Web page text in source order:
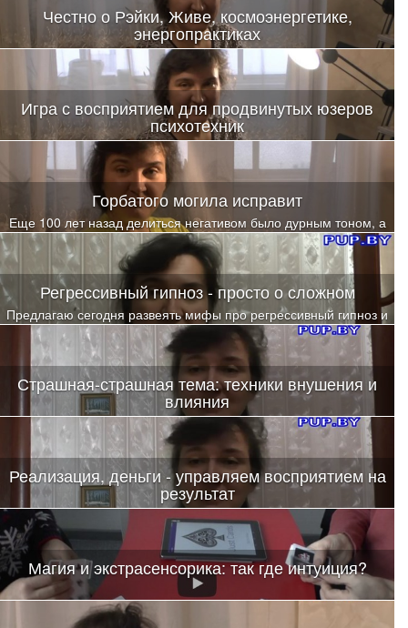
Честно о Рэйки, Живе, космоэнергетике,
энергопрактиках
Игра с восприятием для продвинутых юзеров
психотехник
Как расшириться, чтобы снова вкусить драйв от познания себя?
Горбатого могила исправит
Еще 100 лет назад делиться негативом было дурным тоном, а
сегодня - норма
Регрессивный гипноз - просто о сложном
Предлагаю сегодня развеять мифы про регрессивный гипноз и
разобраться в сути предлагаемых на рынке вариантов
изучения этого направления
Страшная-страшная тема: техники внушения и
влияния
Реализация, деньги - управляем восприятием на
результат
Магия и экстрасенсорика: так где интуиция?